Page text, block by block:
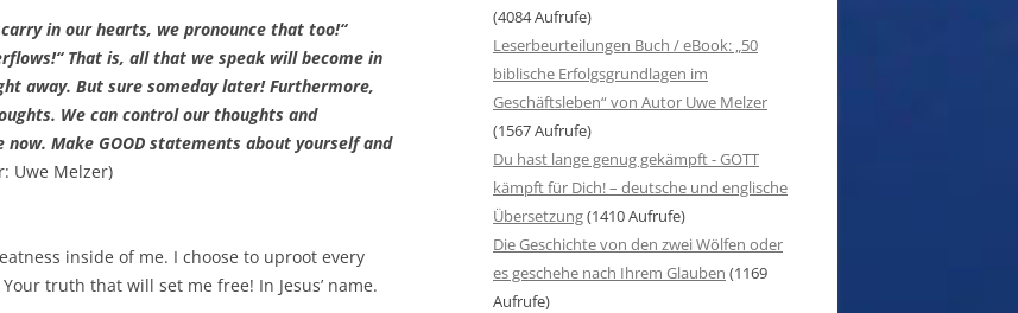
in our hearts, we pronounce that too!“
That is, all that we speak will become in
away. But sure someday later! Furthermore,
We can control our thoughts and
Make GOOD statements about yourself and
Uwe Melzer)
inside of me. I choose to uproot every
truth that will set me free! In Jesus’ name.
(4084 Aufrufe)
Leserbeurteilungen Buch / eBook: „50
biblische Erfolgsgrundlagen im
Geschäftsleben“ von Autor Uwe Melzer
(1567 Aufrufe)
Du hast lange genug gekämpft - GOTT
kämpft für Dich! – deutsche und englische
Übersetzung(1410 Aufrufe)
Die Geschichte von den zwei Wölfen oder
es geschehe nach Ihrem Glauben (1169
Aufrufe)